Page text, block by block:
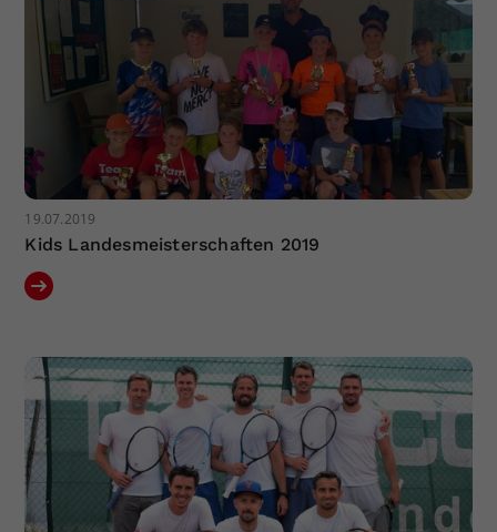
19.07.2019
Kids Landesmeisterschaften 2019